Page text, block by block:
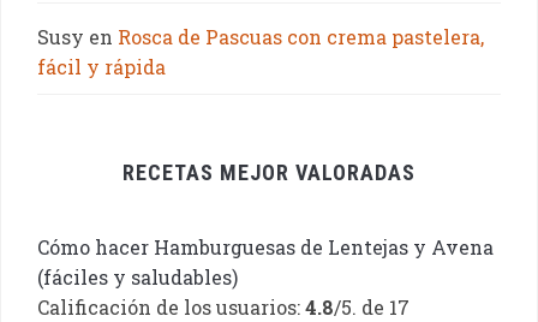
Susy en Rosca de Pascuas con crema pastelera,
fácil y rápida
RECETAS MEJOR VALORADAS
Cómo hacer Hamburguesas de Lentejas y Avena
(fáciles y saludables)
Calificación de los usuarios:4.8/5. de 17